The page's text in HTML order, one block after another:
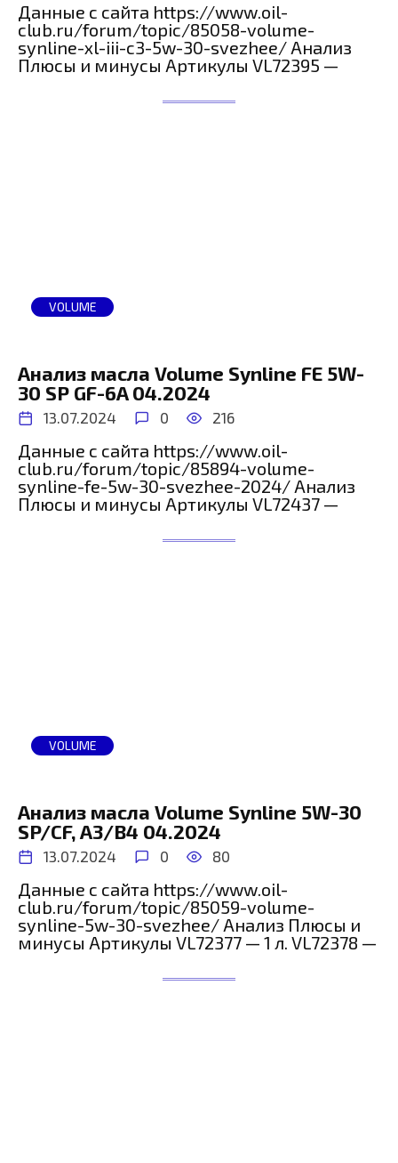
Данные с сайта https://www.oil-
club.ru/forum/topic/85058-volume-
synline-xl-iii-c3-5w-30-svezhee/ Анализ
Плюсы и минусы Артикулы VL72395 —
VOLUME
Анализ масла Volume Synline FE 5W-
30 SP GF-6A 04.2024
13.07.2024 0 216
Данные с сайта https://www.oil-
club.ru/forum/topic/85894-volume-
synline-fe-5w-30-svezhee-2024/ Анализ
Плюсы и минусы Артикулы VL72437 —
VOLUME
Анализ масла Volume Synline 5W-30
SP/СF, A3/B4 04.2024
13.07.2024 0 80
Данные с сайта https://www.oil-
club.ru/forum/topic/85059-volume-
synline-5w-30-svezhee/ Анализ Плюсы и
минусы Артикулы VL72377 — 1 л. VL72378 —